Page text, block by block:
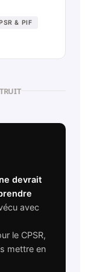
& PIF
devrait
avec
le CPSR,
mettre en